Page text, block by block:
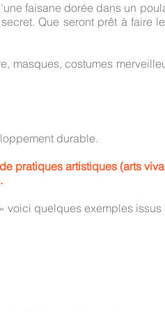
faisane dorée dans un
Que seront prêt à faire
masques, costumes
durable.
pratiques artistiques (arts
voici quelques exemples issus